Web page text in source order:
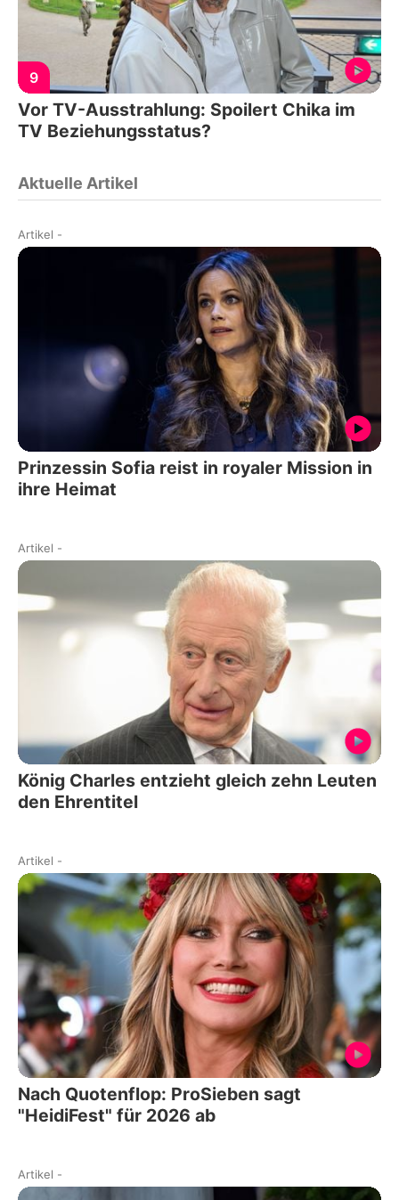
9
Vor TV-Ausstrahlung: Spoilert Chika im
TV Beziehungsstatus?
Aktuelle Artikel
Artikel -
Prinzessin Sofia reist in royaler Mission in
ihre Heimat
Artikel -
König Charles entzieht gleich zehn Leuten
den Ehrentitel
Artikel -
Nach Quotenflop: ProSieben sagt
"HeidiFest" für 2026 ab
Artikel -